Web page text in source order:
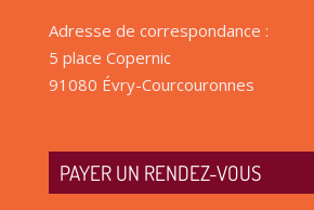
Adresse de correspondance :
5 place Copernic
91080 Évry-Courcouronnes
PAYER UN RENDEZ-VOUS